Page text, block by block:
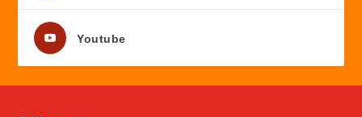
Youtube